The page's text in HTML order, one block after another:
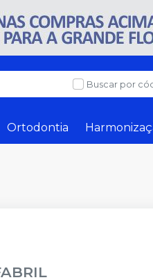
Buscar por
Ortodontia